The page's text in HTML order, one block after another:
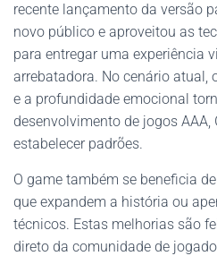
recente lançamento da versão
novo público e aproveitou as
para entregar uma experiência
arrebatadora. No cenário atual,
e a profundidade emocional
desenvolvimento de jogos AAA,
estabelecer padrões.
O game também se beneficia
que expandem a história ou
técnicos. Estas melhorias são
direto da comunidade de